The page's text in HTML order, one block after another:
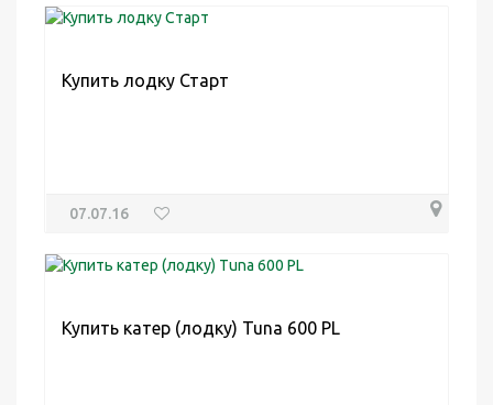
Купить лодку Старт
07.07.16
Купить катер (лодку) Tuna 600 PL